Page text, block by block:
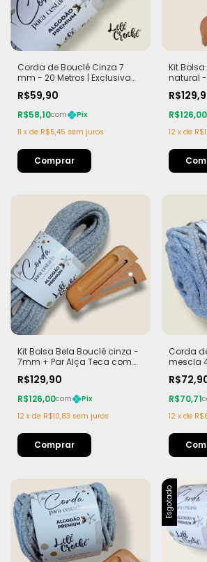
Corda de Bouclé Cinza 7
mm - 20 Metros | Exclusiva
Estruturada e com Efeito
Sofisticado
R$59,90
R$58,10com
Pix
11 x de R$5,45 sem juros
Kit
natural -
R$126,00
12 x de
Kit Bolsa Bela Bouclé cinza -
7mm + Par Alça Teca com
R$129,90
R$126,00com
Pix
12 x de R$10,83 sem juros
Corda
mescla
R$70,71
12 x de
Esgotado